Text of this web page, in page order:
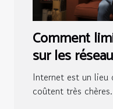
Comment
sur les
Internet est un lieu
coûtent très